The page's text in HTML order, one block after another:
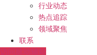
行业动态
热点追踪
领域聚焦
联系